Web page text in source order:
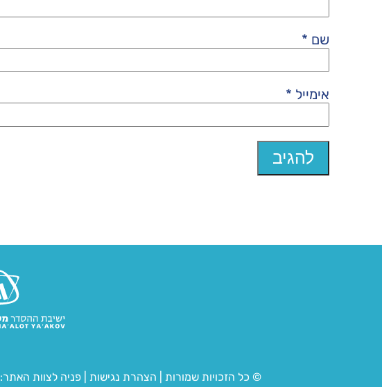
שם *
אימייל *
© כל הזכויות שמורות הצהרת נגישות פניה לצוות האתר: